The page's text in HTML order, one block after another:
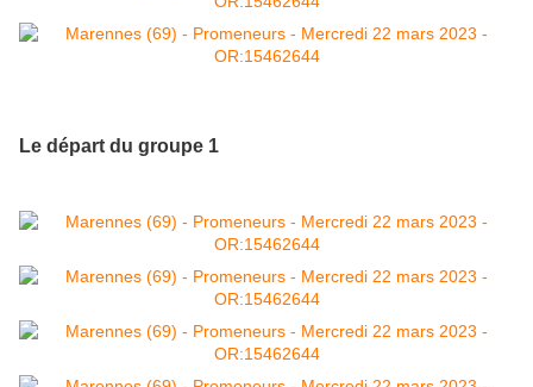
Le départ du groupe 1